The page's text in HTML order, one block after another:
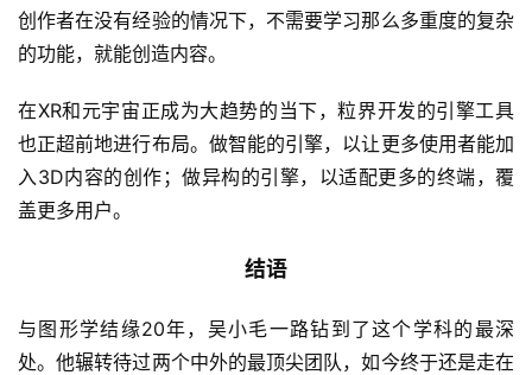
创作者在没有经验的情况下，不需要学习那么多重度的复杂
的功能，就能创造内容。
在XR和元宇宙正成为大趋势的当下，粒界开发的引擎工具
也正超前地进行布局。做智能的引擎，以让更多使用者能加
入3D内容的创作；做异构的引擎，以适配更多的终端，覆
盖更多用户。
结语
与图形学结缘20年，吴小毛一路钻到了这个学科的最深
处。他辗转待过两个中外的最顶尖团队，如今终于还是走在